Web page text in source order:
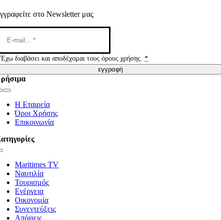
στο Newsletter μας
Έχω διαβάσει και αποδέχομαι τους όρους χρήσης.*
εγγραφή
Η Εταιρεία
Όροι Χρήσης
Επικοινωνία
Maritimes TV
Ναυτιλία
Τουρισμός
Ενέργεια
Οικονομία
Συνεντεύξεις
Απόψεις